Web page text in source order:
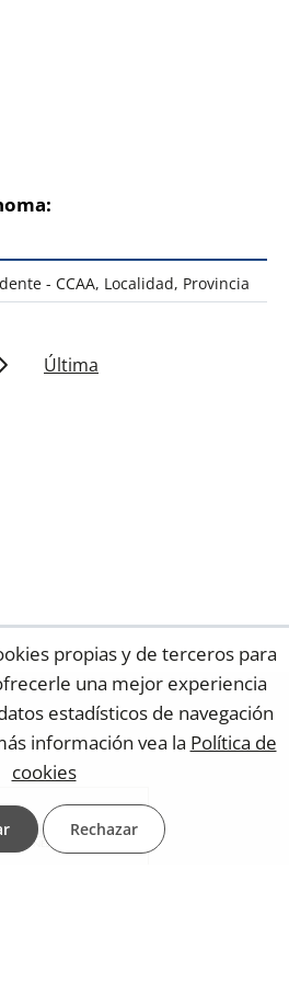
- CCAA, Localidad, Provincia
propias y de terceros para
una mejor experiencia
estadísticos de navegación
información vea la Política de
cookies
Rechazar